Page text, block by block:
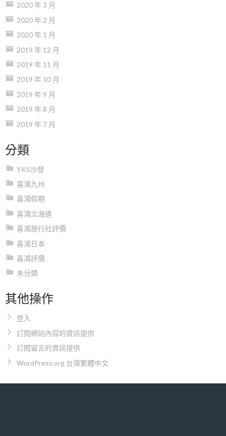
2020 年 3 月
2020 年 2 月
2020 年 1 月
2019 年 12 月
2019 年 11 月
2019 年 10 月
2019 年 9 月
2019 年 8 月
2019 年 7 月
分類
YKS沙發
喜鴻九州
喜鴻假期
喜鴻北海道
喜鴻旅行社評價
喜鴻日本
喜鴻評價
未分類
其他操作
登入
訂閱網站內容的資訊提供
訂閱留言的資訊提供
WordPress.org 台灣繁體中文